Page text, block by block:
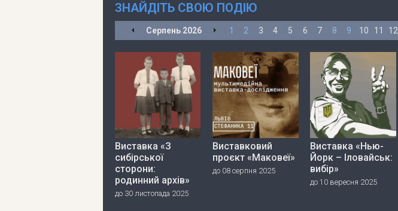
ЗНАЙДІТЬ СВОЮ ПОДІЮ
Серпень 2026 1 2 3 4 5 6 7 8 9 10 11 12
Виставка «З
сибірської
сторони:
родинний архів»
до 30 листопада 2025
Виставковий
проєкт «Маковеї»
до 08 серпня 2025
Виставка «Нью-
Йорк – Іловайськ:
вибір»
до 10 вересня 2025